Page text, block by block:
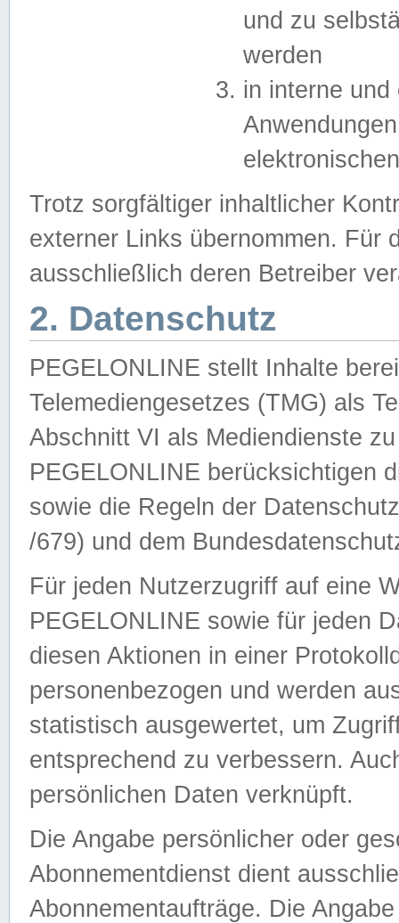
und zu
werden
in interne
Trotz sorgfältiger inhaltlicher
externer Links übernommen. Für
ausschließlich deren Betreiber
2. Datenschutz
PEGELONLINE stellt Inhalte
Telemediengesetzes (TMG) als
Abschnitt VI als Mediendienste
PEGELONLINE berücksichtigen
sowie die Regeln der
/679) und dem
Für jeden Nutzerzugriff auf eine
PEGELONLINE sowie für jeden
diesen Aktionen in einer
personenbezogen und werden
statistisch ausgewertet, um
entsprechend zu verbessern.
persönlichen Daten verknüpft.
Die Angabe persönlicher oder
Abonnementdienst dient
Abonnementaufträge. Die